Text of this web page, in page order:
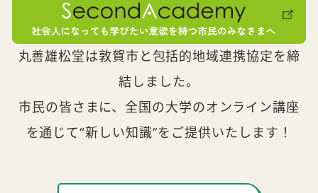
丸善雄松堂は敦賀市と包括的地域連携協定を締
結しました。
市民の皆さまに、全国の大学のオンライン講座
を通じて“新しい知識”をご提供いたします！